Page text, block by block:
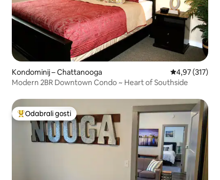
Kondominij – Chattanooga Prosječna
4,97 (317)
Modern 2BR Downtown Condo ~ Heart of Southside
Među najviše rangiranima s oznakom „Odabrali gosti”
Odabrali gosti